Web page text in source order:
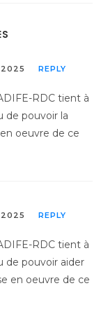
REPLY
RDC tient à
de pouvoir la
oeuvre de ce
REPLY
RDC tient à
de pouvoir aider
en oeuvre de ce